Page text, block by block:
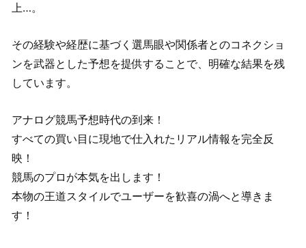
上…。
その経験や経歴に基づく選馬眼や関係者とのコネクショ
ンを武器とした予想を提供することで、明確な結果を残
しています。
アナログ競馬予想時代の到来！
すべての買い目に現地で仕入れたリアル情報を完全反
映！
競馬のプロが本気を出します！
本物の王道スタイルでユーザーを歓喜の渦へと導きま
す！